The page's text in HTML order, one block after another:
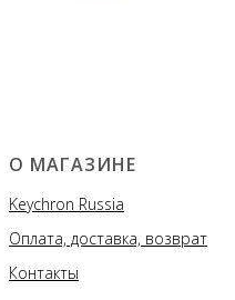
О МАГАЗИНЕ
Keychron Russia
Оплата, доставка, возврат
Контакты